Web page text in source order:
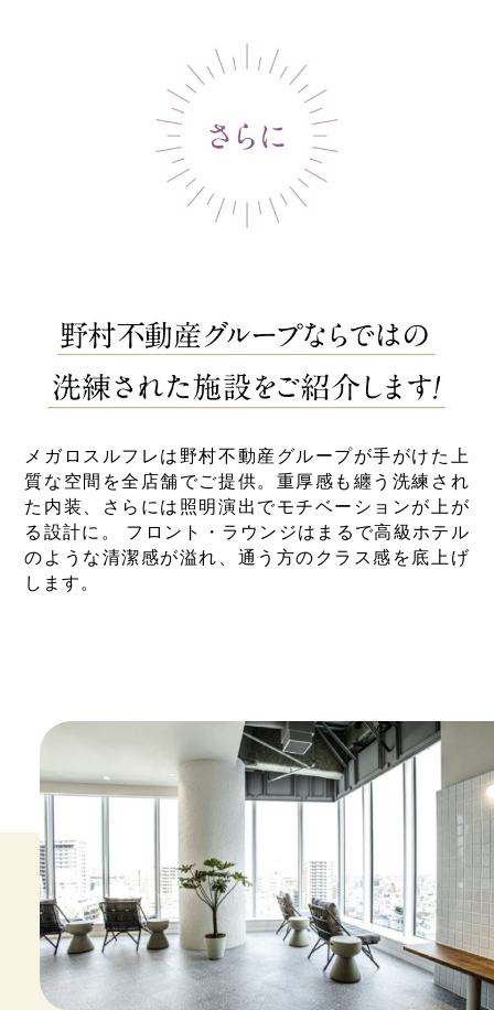
メガロスルフレは野村不動産グループが手がけた上
質な空間を全店舗でご提供。重厚感も纏う洗練され
た内装、さらには照明演出でモチベーションが上が
る設計に。 フロント・ラウンジはまるで高級ホテル
のような清潔感が溢れ、通う方のクラス感を底上げ
します。